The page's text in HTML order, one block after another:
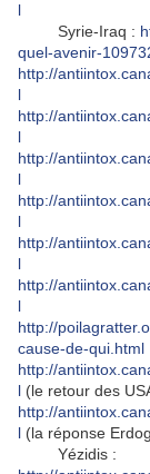
l
Syrie-Iraq :
quel-avenir-
http://
l
http://
l
http://
l
http://
l
http://
l
http://
l
http://
cause-de-qui.html
http://
l (le retour des
http://
l (la réponse
Yézidis :